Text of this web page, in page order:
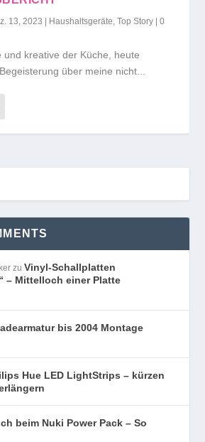
13, 2023 | Haushaltsgeräte ,Top Story |0
und kreative der Küche, heute
über meine nicht...
zuVinyl-Schallplatten
– Mittelloch einer Platte
bis 2004 Montage
Hue LED LightStrips – kürzen
beim Nuki Power Pack – So